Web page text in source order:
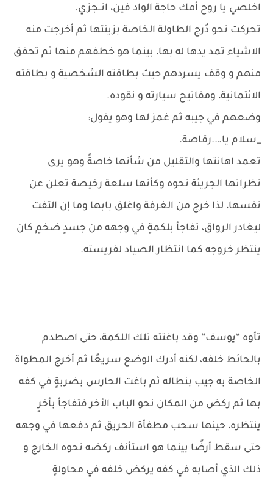
اخلصي يا روح أمك حاجة الواد فين، انــجزي.
تحركت نحو دُرج الطاولة الخاصة بزينتها ثم أخرجت منه
الاشياء تمد يدها له بها، بينما هو خطفهم منها ثم تحقق
منهم و وقف يسردهم حيث بطاقته الشخصية و بطاقته
الائتمانية، ومفاتيح سيارته و نقوده.
وضعهم في جيبه ثم غمز لها وهو يقول:
_سلام يا….رقاصة.
تعمد اهانتها والتقليل من شأنها خاصةً وهو يرى
نظراتها الجريئة نحوه وكأنها سلعة رخيصة تعلن عن
نفسها، لذا خرج من الغرفة واغلق بابها وما إن التفت
ليغادر الرواق، تفاجأ بلكمةٍ في وجهه من جسدٍ ضخمٍ كان
ينتظر خروجه كما انتظار الصياد لفريسته.
تأوه “يوسف” وقد باغتته تلك اللكمة، حتى اصطدم
بالحائط خلفه، لكنه أدرك الوضع سريعًا ثم أخرج المطواة
الخاصة به جيب بنطاله ثم باغت الحارس بضربةٍ في كفه
بها ثم ركض من المكان نحو الباب الأخر فتفاجأ بأخرٍ
ينتظره، حينها سحب مطفأة الحريق ثم دفعها في وجهه
حتى سقط أرضًا بينما هو استأنف ركضه نحوه الخارج و
ذلك الذي أصابه في كفه يركض خلفه في محاولةٍ